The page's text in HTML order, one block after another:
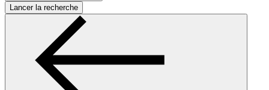
Lancer la recherche